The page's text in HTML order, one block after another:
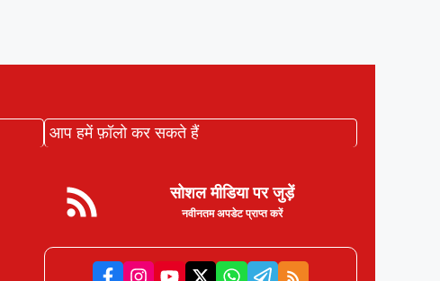
आप हमें फ़ॉलो कर सकते हैं
सोशल मीडिया पर जुड़ें
नवीनतम अपडेट प्राप्त करें